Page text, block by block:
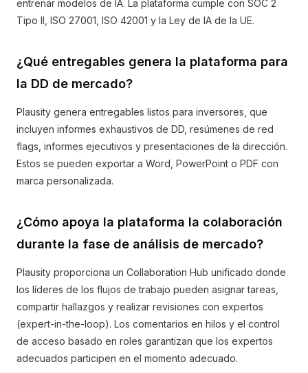
entrenar modelos de IA. La plataforma cumple con SOC 2
Tipo II, ISO 27001, ISO 42001 y la Ley de IA de la UE.
¿Qué entregables genera la plataforma para
la DD de mercado?
Plausity genera entregables listos para inversores, que
incluyen informes exhaustivos de DD, resúmenes de red
flags, informes ejecutivos y presentaciones de la dirección.
Estos se pueden exportar a Word, PowerPoint o PDF con
marca personalizada.
¿Cómo apoya la plataforma la colaboración
durante la fase de análisis de mercado?
Plausity proporciona un Collaboration Hub unificado donde
los líderes de los flujos de trabajo pueden asignar tareas,
compartir hallazgos y realizar revisiones con expertos
(expert-in-the-loop). Los comentarios en hilos y el control
de acceso basado en roles garantizan que los expertos
adecuados participen en el momento adecuado.